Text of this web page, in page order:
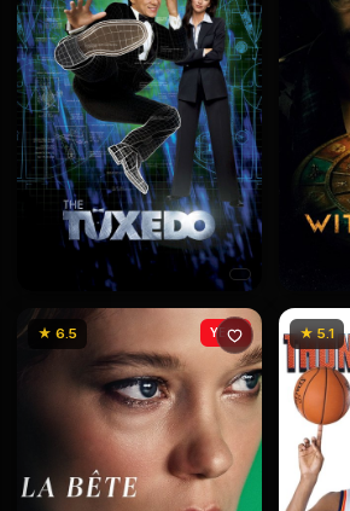
★ 6.5 YENİ ★ 5.1